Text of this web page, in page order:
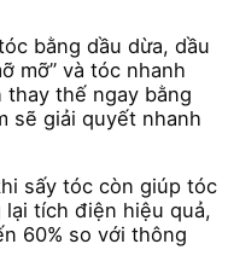
bằng dầu dừa, dầu
mỡ” và tóc nhanh
thế ngay bằng
sẽ giải quyết nhanh
sấy tóc còn giúp tóc
lại tích điện hiệu quả,
60% so với thông